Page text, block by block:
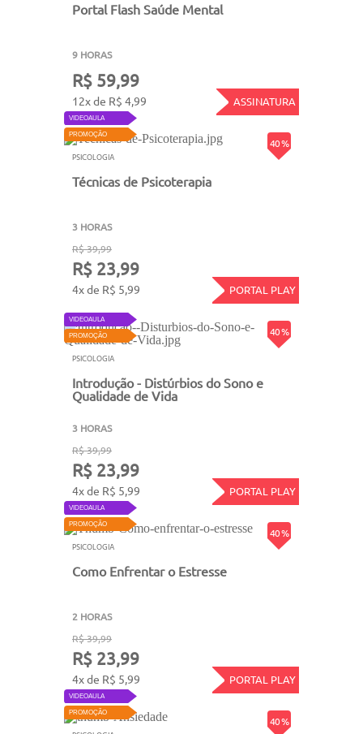
Portal Flash Saúde Mental
9 HORAS
R$ 59,99
12x de R$ 4,99 ASSINATURA
40 %
VIDEOAULA
PROMOÇÃO
PSICOLOGIA
Técnicas de Psicoterapia
3 HORAS
R$ 39,99
R$ 23,99
4x de R$ 5,99 PORTAL PLAY
40 %
VIDEOAULA
PROMOÇÃO
PSICOLOGIA
Introdução - Distúrbios do Sono e
Qualidade de Vida
3 HORAS
R$ 39,99
R$ 23,99
4x de R$ 5,99 PORTAL PLAY
40 %
VIDEOAULA
PROMOÇÃO
PSICOLOGIA
Como Enfrentar o Estresse
2 HORAS
R$ 39,99
R$ 23,99
4x de R$ 5,99 PORTAL PLAY
40 %
VIDEOAULA
PROMOÇÃO